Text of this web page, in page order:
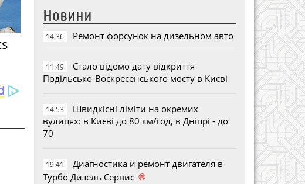
Новини
14:36 Ремонт форсунок на дизельном авто
11:49
Стало відомо дату відкриття
Подільсько-Воскресенського мосту в Києві
14:53
Швидкісні ліміти на окремих
вулицях: в Києві до 80 км/год, в Дніпрі - до
70
19:41
Диагностика и ремонт двигателя в
Турбо Дизель Сервис ®